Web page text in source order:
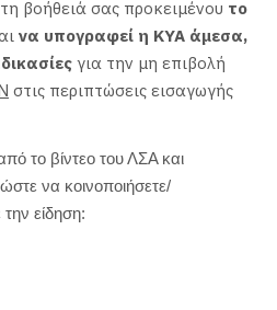
βοήθειά σας προκειμένου το
να υπογραφεί η ΚΥΑ άμεσα,
για την μη επιβολή
στις περιπτώσεις εισαγωγής
το βίντεο του ΛΣΑ και
να κοινοποιήσετε/
είδηση: